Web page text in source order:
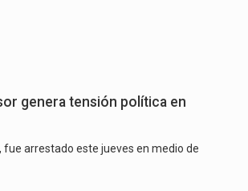
genera tensión política en
fue arrestado este jueves en medio de